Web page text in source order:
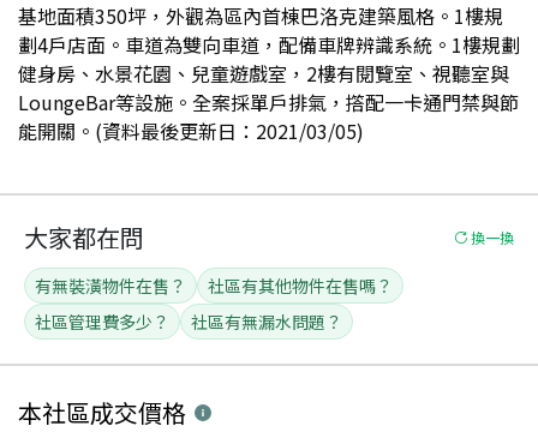
基地面積350坪，外觀為區內首棟巴洛克建築風格。1樓規
劃4戶店面。車道為雙向車道，配備車牌辨識系統。1樓規劃
健身房、水景花園、兒童遊戲室，2樓有閱覽室、視聽室與
LoungeBar等設施。全案採單戶排氣，撘配一卡通門禁與節
能開關。(資料最後更新日：2021/03/05)
大家都在問 換一換
有無裝潢物件在售？
社區有其他物件在售嗎？
社區管理費多少？
社區有無漏水問題？
本社區成交價格